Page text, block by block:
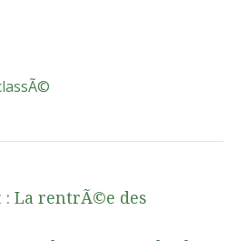
: La rentrÃ©e des